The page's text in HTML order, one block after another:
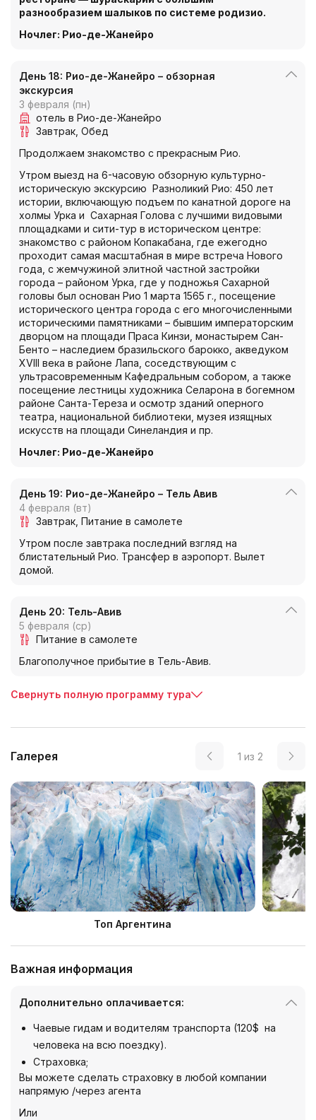
разнообразием шалыков по системе родизио.
Ночлег: Рио-де-Жанейро
День 18: Рио-де-Жанейро – обзорная
экскурсия
3 февраля (пн)
отель в Рио-де-Жанейро
Завтрак Обед
Продолжаем знакомство с прекрасным Рио.
Утром выезд на 6-часовую обзорную культурно-
историческую экскурсию Разноликий Рио: 450 лет
истории, включающую подъем по канатной дороге на
холмы Урка и Сахарная Голова с лучшими видовыми
площадками и сити-тур в историческом центре:
знакомство с районом Копакабана, где ежегодно
проходит самая масштабная в мире встреча Нового
года, с жемчужиной элитной частной застройки
города – районом Урка, где у подножья Сахарной
головы был основан Рио 1 марта 1565 г., посещение
исторического центра города с его многочисленными
историческими памятниками – бывшим императорским
дворцом на площади Праса Кинзи, монастырем Сан-
Бенто – наследием бразильского барокко, акведуком
XVIII века в районе Лапа, соседствующим с
ультрасовременным Кафедральным собором, а также
посещение лестницы художника Селарона в богемном
районе Санта-Тереза и осмотр зданий оперного
театра, национальной библиотеки, музея изящных
искусств на площади Синеландия и пр.
Ночлег: Рио-де-Жанейро
День 19: Рио-де-Жанейро – Тель Авив
4 февраля (вт)
Завтрак Питание в самолете
Утром после завтрака последний взгляд на
блистательный Рио. Трансфер в аэропорт. Вылет
домой.
День 20: Тель-Авив
5 февраля (ср)
Питание в самолете
Благополучное прибытие в Тель-Авив.
Свернуть полную программу тура
Галерея 1 из 2
Топ Аргентина
Важная информация
Дополнительно оплачивается:
Чаевые гидам и водителям транспорта (120$ на
человека на всю поездку).
Страховка;
Вы можете сделать страховку в любой компании
напрямую /через агента
Или